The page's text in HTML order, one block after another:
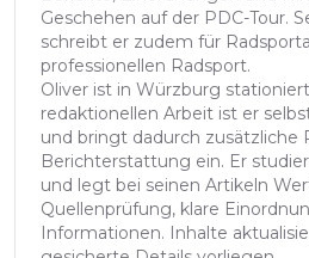
Geschehen auf der PDC-Tour.
schreibt er zudem für
professionellen Radsport.
Oliver ist in Würzburg
redaktionellen Arbeit ist er
und bringt dadurch zusätzliche
Berichterstattung ein. Er
und legt bei seinen Artikeln
Quellenprüfung, klare
Informationen. Inhalte